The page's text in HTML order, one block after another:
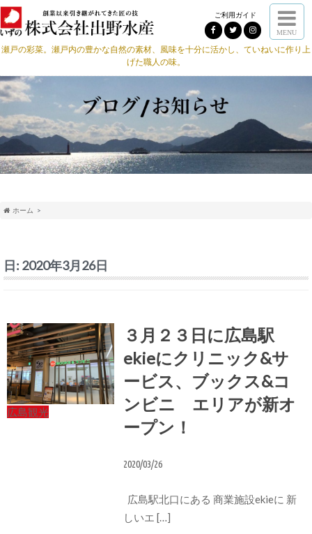
ご利用ガイド
MENU
瀬戸の彩菜。瀬戸内の豊かな自然の素材、風味を十分に活かし、ていねいに作り上
げた職人の味。
ホーム
日: 2020年3月26日
広島観光
３月２３日に広島駅
ekieにクリニック&サ
ービス、ブックス&コ
ンビニ エリアが新オ
ープン！
2020/03/26
広島駅北口にある 商業施設ekieに 新
しいエ […]